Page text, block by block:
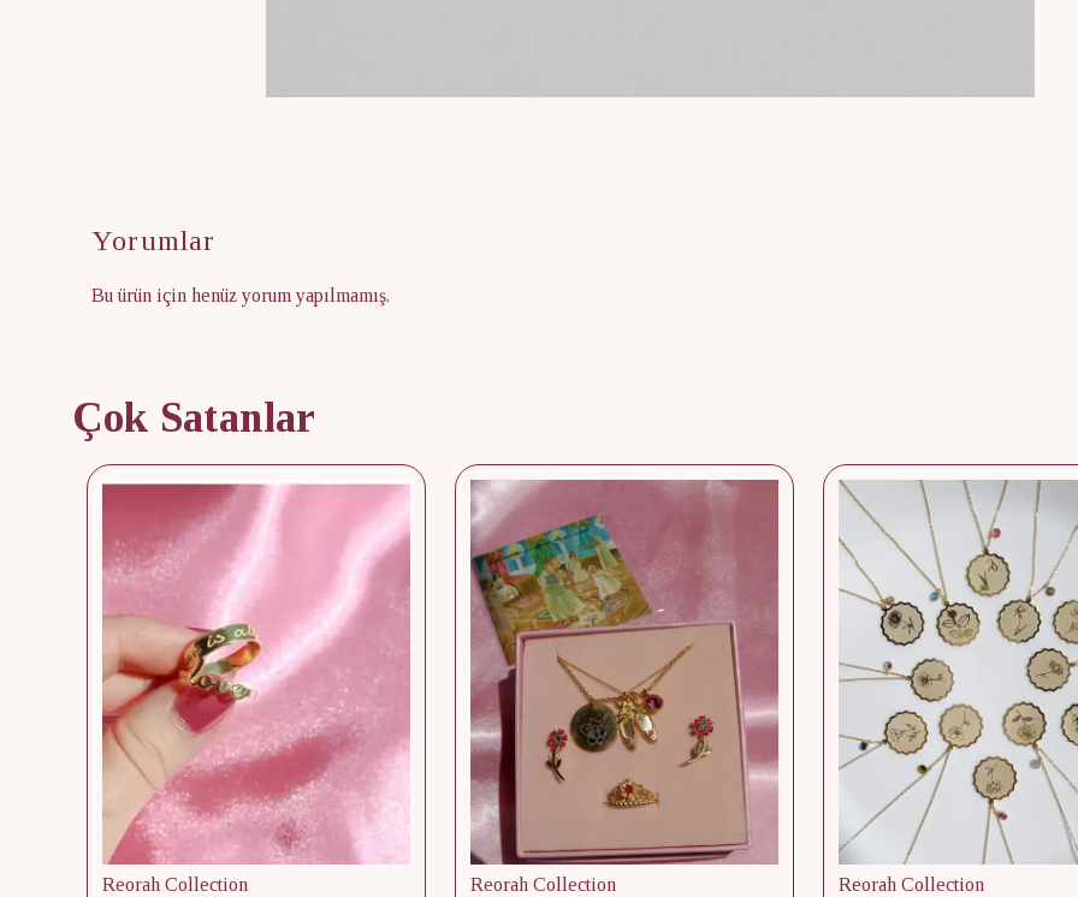
Yorumlar
Bu ürün için henüz yorum yapılmamış.
Çok Satanlar
Reorah Collection Reorah Collection Reorah Collection